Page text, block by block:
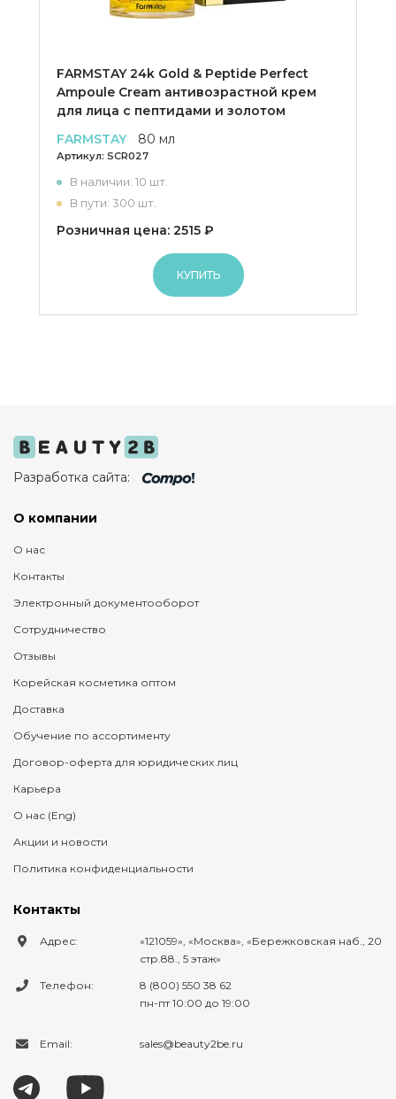
FARMSTAY 24k Gold & Peptide Perfect
Ampoule Cream антивозрастной крем
для лица с пептидами и золотом
FARMSTAY
80 мл
Артикул: SCR027
В наличии: 10 шт.
В пути: 300 шт.
Розничная цена: 2515 ₽
КУПИТЬ
Разработка сайта:
О компании
О нас
Контакты
Электронный документооборот
Сотрудничество
Отзывы
Корейская косметика оптом
Доставка
Обучение по ассортименту
Договор-оферта для юридических лиц
Карьера
О нас (Eng)
Акции и новости
Политика конфиденциальности
Контакты
Адрес: 121059 , Москва ,
Бережковская наб., 20
стр.88., 5 этаж
Телефон:
8 (800) 550 38 62
пн-пт 10:00 до 19:00
Email: sales@beauty2be.ru